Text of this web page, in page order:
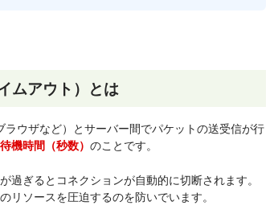
ムアウト）とは
ウザなど）とサーバー間でパケットの送受信が行
機時間（秒数） のことです。
ぎるとコネクションが自動的に切断されます。
リソースを圧迫するのを防いでいます。